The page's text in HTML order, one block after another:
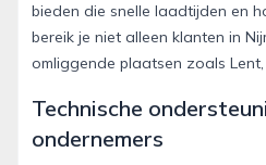
bieden die snelle laadtijden en
bereik je niet alleen klanten in
omliggende plaatsen zoals
Technische
ondernemers